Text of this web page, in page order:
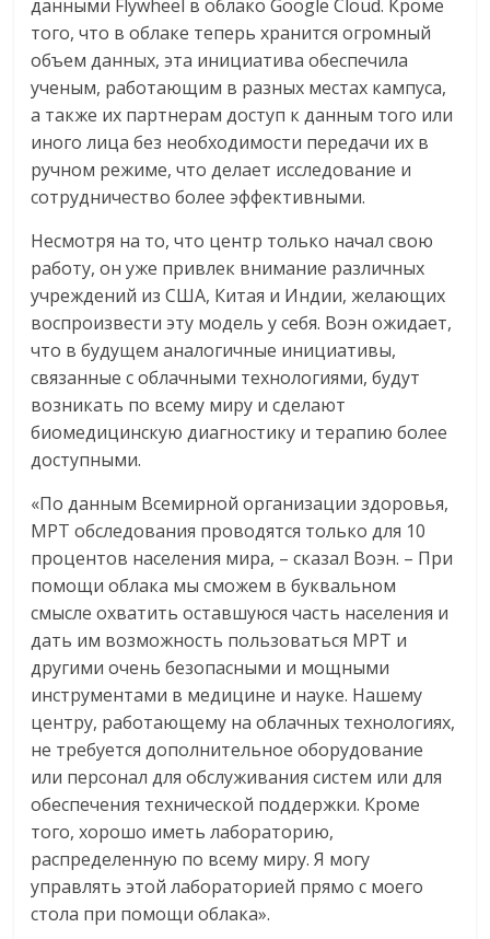
данными Flywheel в облако Google Cloud. Кроме
того, что в облаке теперь хранится огромный
объем данных, эта инициатива обеспечила
ученым, работающим в разных местах кампуса,
а также их партнерам доступ к данным того или
иного лица без необходимости передачи их в
ручном режиме, что делает исследование и
сотрудничество более эффективными.
Несмотря на то, что центр только начал свою
работу, он уже привлек внимание различных
учреждений из США, Китая и Индии, желающих
воспроизвести эту модель у себя. Воэн ожидает,
что в будущем аналогичные инициативы,
связанные с облачными технологиями, будут
возникать по всему миру и сделают
биомедицинскую диагностику и терапию более
доступными.
«По данным Всемирной организации здоровья,
МРТ обследования проводятся только для 10
процентов населения мира, – сказал Воэн. – При
помощи облака мы сможем в буквальном
смысле охватить оставшуюся часть населения и
дать им возможность пользоваться МРТ и
другими очень безопасными и мощными
инструментами в медицине и науке. Нашему
центру, работающему на облачных технологиях,
не требуется дополнительное оборудование
или персонал для обслуживания систем или для
обеспечения технической поддержки. Кроме
того, хорошо иметь лабораторию,
распределенную по всему миру. Я могу
управлять этой лабораторией прямо с моего
стола при помощи облака».